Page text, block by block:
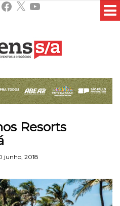
Facebook
X YouTube
Resorts
junho, 2018